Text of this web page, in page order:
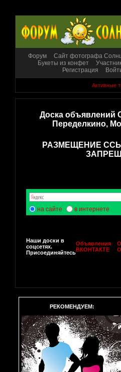
Форум Сайт фотографа
Букеты из конфет
Регистрация
Активные
Доска объявлений
Переделкино,
РАЗМЕЩЕНИЕ
на сайте в интернете
Наши доски в
соцсетях.
Присоединяйтесь
Объявления
ВКОНТАКТЕ
РЕКОМЕНДУЕМ: